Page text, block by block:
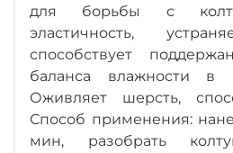
для борьбы с
эластичность,
способствует
баланса влажности
Оживляет шерсть,
Способ применения:
мин, разобрать